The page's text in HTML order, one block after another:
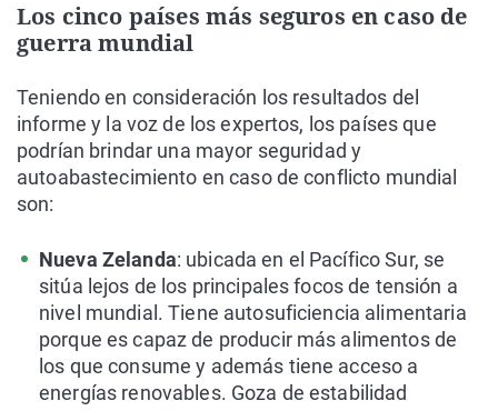
Los cinco países más seguros en caso de
guerra mundial
Teniendo en consideración los resultados del
informe y la voz de los expertos, los países que
podrían brindar una mayor seguridad y
autoabastecimiento en caso de conflicto mundial
son:
Nueva Zelanda: ubicada en el Pacífico Sur, se
sitúa lejos de los principales focos de tensión a
nivel mundial. Tiene autosuficiencia alimentaria
porque es capaz de producir más alimentos de
los que consume y además tiene acceso a
energías renovables. Goza de estabilidad